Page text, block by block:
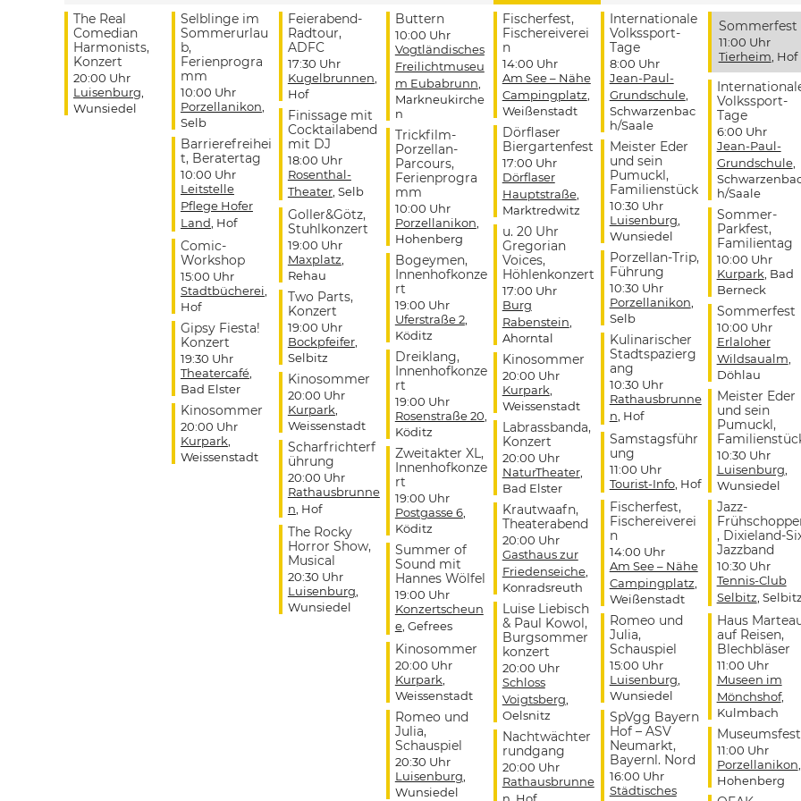
The Real
Comedian
Harmonists,
Konzert
20:00 Uhr
Luisenburg
Wunsiedel
Selblinge im
Sommerurlau
b,
Ferienprogra
mm
10:00 Uhr
Porzellanikon
Selb
Barrierefreihei
t, Beratertag
10:00 Uhr
Leitstelle
Pflege Hofer
Land , Hof
Comic-
Workshop
15:00 Uhr
Stadtbücherei
Hof
Gipsy Fiesta!
Konzert
19:30 Uhr
Theatercafé,
Bad Elster
Kinosommer
20:00 Uhr
Kurpark
Weissenstadt
Feierabend-
Radtour,
ADFC
17:30 Uhr
Kugelbrunnen
Hof
Finissage mit
Cocktailabend
mit DJ
18:00 Uhr
Rosenthal-
Theater, Selb
Goller&Götz,
Stuhlkonzert
19:00 Uhr
Maxplatz
Rehau
Two Parts,
Konzert
19:00 Uhr
Bockpfeifer,
Selbitz
Kinosommer
20:00 Uhr
Kurpark
Weissenstadt
Scharfrichterf
ührung
20:00 Uhr
Rathausbrunne
n , Hof
The Rocky
Horror Show,
Musical
20:30 Uhr
Luisenburg
Wunsiedel
Buttern
10:00 Uhr
Vogtländisches
Freilichtmuseu
m Eubabrunn
Markneukirche
n
Trickfilm-
Porzellan-
Parcours,
Ferienprogra
mm
10:00 Uhr
Porzellanikon
Hohenberg
Bogeymen,
Innenhofkonze
rt
19:00 Uhr
Uferstraße 2,
Köditz
Dreiklang,
Innenhofkonze
rt
19:00 Uhr
Rosenstraße 20
Köditz
Zweitakter XL,
Innenhofkonze
rt
19:00 Uhr
Postgasse 6,
Köditz
Summer of
Sound mit
Hannes Wölfel
19:00 Uhr
Konzertscheun
e, Gefrees
Kinosommer
20:00 Uhr
Kurpark
Weissenstadt
Romeo und
Julia,
Schauspiel
20:30 Uhr
Luisenburg
Wunsiedel
Fischerfest,
Fischereiverei
n
14:00 Uhr
Am See – Nähe
Campingplatz
Weißenstadt
Dörflaser
Biergartenfest
17:00 Uhr
Dörflaser
Hauptstraße,
Marktredwitz
u. 20 Uhr
Gregorian
Voices,
Höhlenkonzert
17:00 Uhr
Burg
Rabenstein
Ahorntal
Kinosommer
20:00 Uhr
Kurpark
Weissenstadt
Labrassbanda,
Konzert
20:00 Uhr
NaturTheater,
Bad Elster
Krautwaafn,
Theaterabend
20:00 Uhr
Gasthaus zur
Friedenseiche,
Konradsreuth
Luise Liebisch
& Paul Kowol,
Burgsommer
konzert
20:00 Uhr
Schloss
Voigtsberg
Oelsnitz
Nachtwächter
rundgang
20:00 Uhr
Rathausbrunne
Internationale
Volkssport-
Tage
8:00 Uhr
Jean-Paul-
Grundschule,
Schwarzenbac
h/Saale
Meister Eder
und sein
Pumuckl,
Familienstück
10:30 Uhr
Luisenburg
Wunsiedel
Porzellan-Trip,
Führung
10:30 Uhr
Porzellanikon
Selb
Kulinarischer
Stadtspazierg
ang
10:30 Uhr
Rathausbrunne
n , Hof
Samstagsführ
ung
11:00 Uhr
Tourist-Info, Hof
Fischerfest,
Fischereiverei
n
14:00 Uhr
Am See – Nähe
Campingplatz
Weißenstadt
Romeo und
Julia,
Schauspiel
15:00 Uhr
Luisenburg
Wunsiedel
SpVgg Bayern
Hof – ASV
Neumarkt,
Bayernl. Nord
16:00 Uhr
Städtisches
Sommerfest
11:00 Uhr
Tierheim , Hof
Volkssport-
Tage
6:00 Uhr
Jean-Paul-
Grundschule,
h/Saale
Sommer-
Parkfest,
Familientag
10:00 Uhr
Kurpark , Bad
Berneck
Sommerfest
10:00 Uhr
Erlaloher
Wildsaualm
Döhlau
Meister Eder
und sein
Pumuckl,
10:30 Uhr
Luisenburg
Wunsiedel
Jazz-
, Dixieland-
Jazzband
10:30 Uhr
Tennis-Club
Selbitz ,
Haus
auf Reisen,
Blechbläser
11:00 Uhr
Museen im
Mönchshof,
Kulmbach
Museumsfest
11:00 Uhr
Porzellanikon
Hohenberg